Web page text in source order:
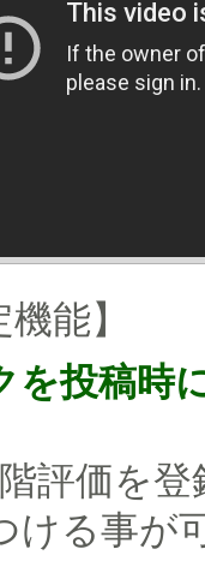
能】
を投稿時
評価を登
ける事が